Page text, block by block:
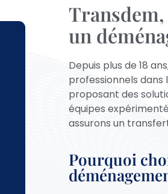
un
Depuis plus de 18
professionnels dans
proposant des
équipes
assurons un
Pourquoi